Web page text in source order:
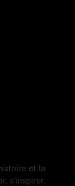
et la
s’inspirer.